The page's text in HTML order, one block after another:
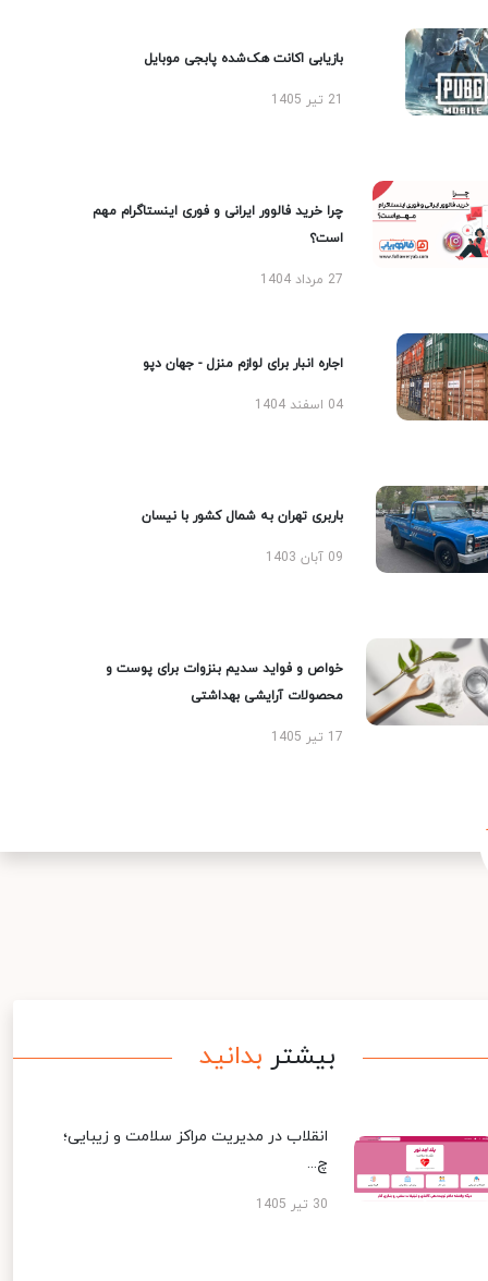
بازیابی اکانت هک‌شده پابجی موبایل
چرا خرید فالوور ایرانی و فوری اینستاگرام مهم
است؟
27 مرداد 1404
اجاره انبار برای لوازم منزل - جهان دپو
04 اسفند 1404
باربری تهران به شمال کشور با نیسان
09 آبان 1403
خواص و فواید سدیم بنزوات برای پوست و
محصولات آرایشی بهداشتی
17 تیر 1405
بیشتر بدانید
انقلاب در مدیریت مراکز سلامت و زیبایی؛
چ...
30 تیر 1405